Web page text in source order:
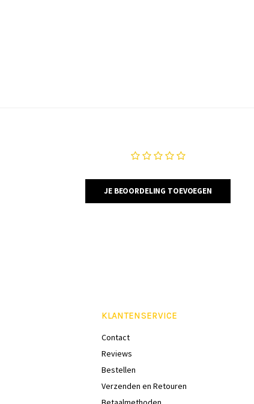
JE BEOORDELING TOEVOEGEN
KLANTENSERVICE
Contact
Reviews
Bestellen
Verzenden en Retouren